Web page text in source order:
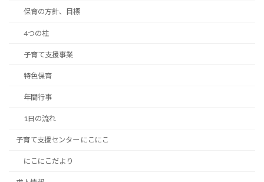
保育の方針、目標
4つの柱
子育て支援事業
特色保育
年間行事
1日の流れ
子育て支援センター にこにこ
にこにこだより